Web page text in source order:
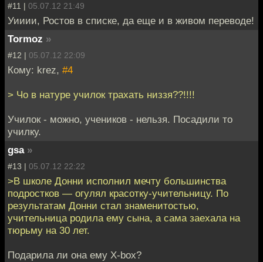
#11 | 05.07.12 21:49
Уииии, Ростов в списке, да еще и в живом переводе!
Tormoz »
#12 | 05.07.12 22:09
Кому: krez, #4
> Чо в натуре училок трахать низзя??!!!!
Училок - можно, учеников - нельзя. Посадили то
училку.
gsa »
#13 | 05.07.12 22:22
>В школе Донни исполнил мечту большинства
подростков — огулял красотку-учительницу. По
результатам Донни стал знаменитостью,
учительница родила ему сына, а сама заехала на
тюрьму на 30 лет.
Подарила ли она ему X-box?